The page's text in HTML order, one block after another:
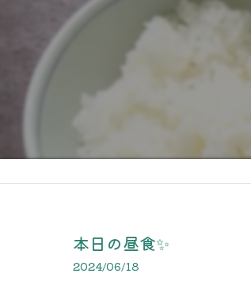
本日の昼食✨
2024/06/18